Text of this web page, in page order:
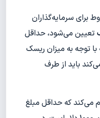
برای سرمایه‌گذاران
تعیین می‌شود، حداقل
توجه به میزان ریسک
باید از طرف
می‌کند که حداقل مبلغ